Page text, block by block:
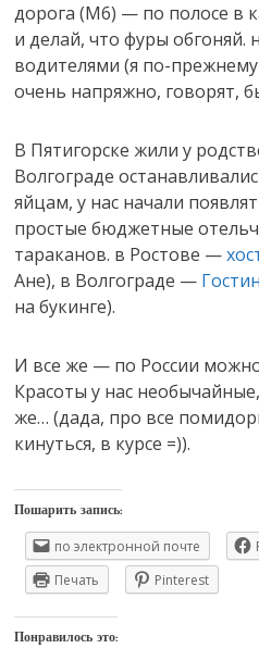
дорога (М6) — по полосе в
и делай, что фуры обгоняй.
водителями (я по-
очень напряжно, говорят,
В Пятигорске жили у
Волгограде
яйцам, у нас начали
простые бюджетные
тараканов. в Ростове —
Ане), в Волгограде —
на букинге).
И все же — по России
Красоты у нас
же… (дада, про все
кинуться, в курсе =)).
Пошарить запись:
по электронной почте
Печать
Pinterest
Понравилось это: